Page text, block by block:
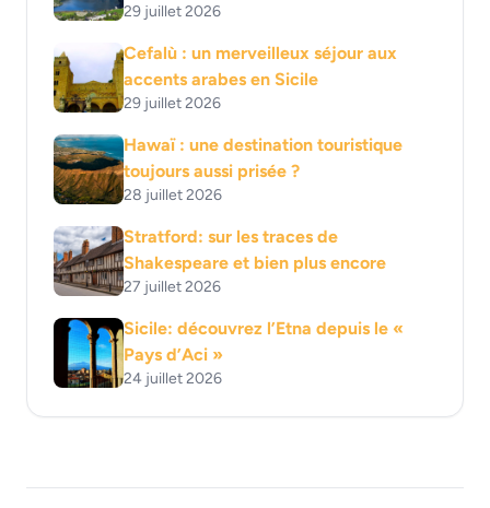
29 juillet 2026
Cefalù : un merveilleux séjour aux
accents arabes en Sicile
29 juillet 2026
Hawaï : une destination touristique
toujours aussi prisée ?
28 juillet 2026
Stratford: sur les traces de
Shakespeare et bien plus encore
27 juillet 2026
Sicile: découvrez l’Etna depuis le «
Pays d’Aci »
24 juillet 2026